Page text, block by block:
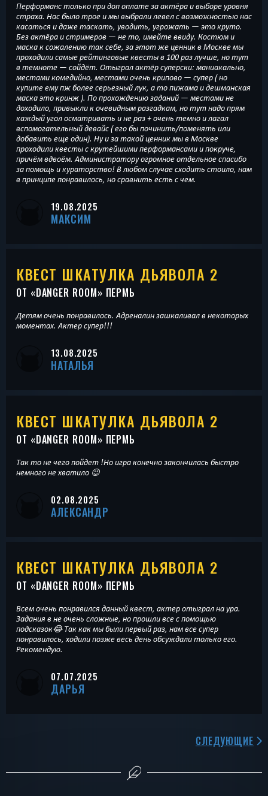
Перформанс только при доп оплате за актёра и выборе уровня
страха. Нас было трое и мы выбрали левел с возможностью нас
касаться и даже таскать, уводить, угрожать — это круто.
Без актёра и стримеров — не то, имейте ввиду. Костюм и
маска к сожалению так себе, за этот же ценник в Москве мы
проходили самые рейтинговые квесты в 100 раз лучше, но тут
в темноте — сойдёт. Отыграл актёр суперски: маниакально,
местами комедийно, местами очень крипово — супер ( но
купите ему пж более серьезный лук, а то пижама и дешманская
маска это кринж ). По прохождению заданий — местами не
доходило, привыкли к очевидным разгадкам, но тут надо прям
каждый угол осматривать и не раз + очень темно и лагал
вспомогательный девайс ( его бы починить/поменять или
добавить еще один). Ну и за такой ценник мы в Москве
проходили квесты с крутейшими перформансами и покруче,
причём вдвоём. Администратору огромное отдельное спасибо
за помощь и кураторство! В любом случае сходить стоило, нам
в принципе понравилось, но сравнить есть с чем.
19.08.2025
МАКСИМ
КВЕСТ ШКАТУЛКА ДЬЯВОЛА 2
ОТ «DANGER ROOM» ПЕРМЬ
Детям очень понравилось. Адреналин зашкаливал в некоторых
моментах. Актер супер!!!
13.08.2025
НАТАЛЬЯ
КВЕСТ ШКАТУЛКА ДЬЯВОЛА 2
ОТ «DANGER ROOM» ПЕРМЬ
Так то не чего пойдет !Но игра конечно закончилась быстро
немного не хватило 😉
02.08.2025
АЛЕКСАНДР
КВЕСТ ШКАТУЛКА ДЬЯВОЛА 2
ОТ «DANGER ROOM» ПЕРМЬ
Всем очень понравился данный квест, актер отыграл на ура.
Задания в не очень сложные, но прошли все с помощью
подсказок😂 Так как мы были первый раз, нам все супер
понравилось, ходили позже весь день обсуждали только его.
Рекомендую.
07.07.2025
ДАРЬЯ
СЛЕДУЮЩИЕ